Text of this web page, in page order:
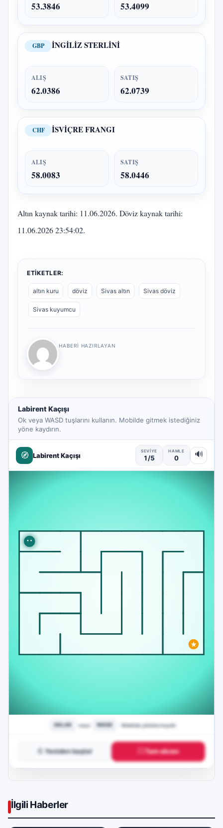
53.3846 53.4099
GBP İNGİLİZ STERLİNİ
ALIŞ
62.0386
SATIŞ
62.0739
CHF İSVİÇRE FRANGI
ALIŞ
58.0083
SATIŞ
58.0446
Altın kaynak tarihi: 11.06.2026. Döviz kaynak tarihi:
11.06.2026 23:54:02.
ETIKETLER:
altın kuru döviz Sivas altın Sivas döviz
Sivas kuyumcu
HABERI HAZIRLAYAN
Labirent Kaçışı
Ok veya WASD tuşlarını kullanın. Mobilde gitmek istediğiniz
yöne kaydırın.
↻ Yeniden başlat ⛶ Tam ekran
İlgili Haberler